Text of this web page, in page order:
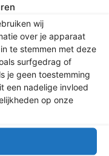
wij
over je apparaat
te stemmen met deze
surfgedrag of
je geen toestemming
een nadelige invloed
op onze
Er
worden.
het